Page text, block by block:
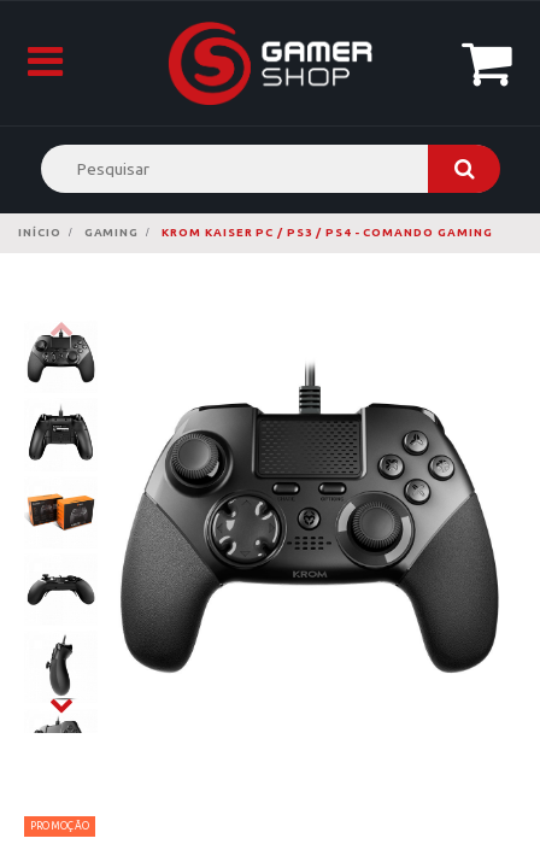
INÍCIO GAMING KROM KAISER PC / PS3 / PS4 - COMANDO GAMING
PROMOÇÃO